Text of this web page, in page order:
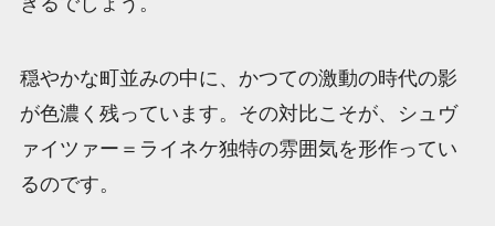
穏やかな町並みの中に、かつての激動の時代の影
が色濃く残っています。その対比こそが、シュヴ
ァイツァー＝ライネケ独特の雰囲気を形作ってい
るのです。